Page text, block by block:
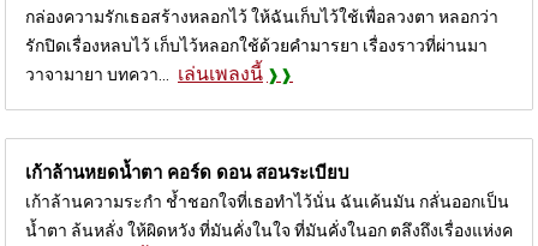
กล่องความรักเธอสร้างหลอกไว้ ให้ฉันเก็บไว้ใช้เพื่อลวงตา หลอกว่า
รักปิดเรื่องหลบไว้ เก็บไว้หลอกใช้ด้วยคำมารยา เรื่องราวที่ผ่านมา
วาจามายา บทควา...
เล่นเพลงนี้
เก้าล้านหยดน้ำตา คอร์ด ดอน สอนระเบียบ
เก้าล้านความระกำ ช้ำชอกใจที่เธอทำไว้นั่น ฉันเค้นมัน กลั่นออกเป็น
น้ำตา ล้นหลั่ง ให้ผิดหวัง ที่มันคั่งในใจ ที่มันคั่งในอก ตลึงถึงเรื่องแห่งค